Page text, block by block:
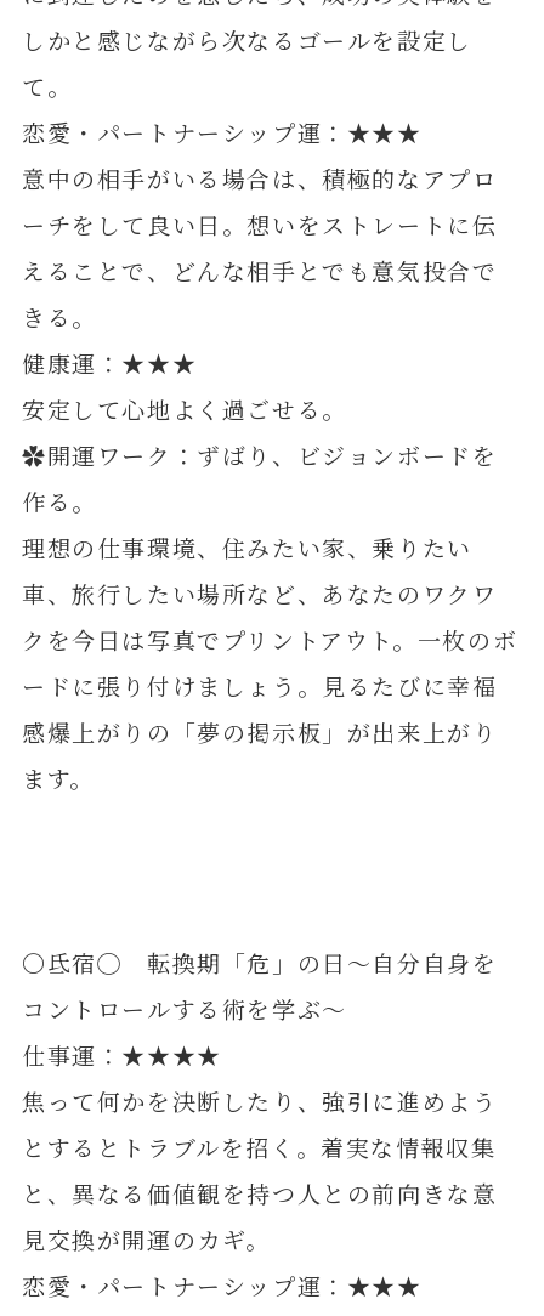
しかと感じながら次なるゴールを設定し
て。
恋愛・パートナーシップ運：★★★
意中の相手がいる場合は、積極的なアプロ
ーチをして良い日。想いをストレートに伝
えることで、どんな相手とでも意気投合で
きる。
健康運：★★★
安定して心地よく過ごせる。
✿開運ワーク：ずばり、ビジョンボードを
作る。
理想の仕事環境、住みたい家、乗りたい
車、旅行したい場所など、あなたのワクワ
クを今日は写真でプリントアウト。一枚のボ
ードに張り付けましょう。見るたびに幸福
感爆上がりの「夢の掲示板」が出来上がり
ます。
〇氐宿◯ 転換期「危」の日～自分自身を
コントロールする術を学ぶ～
仕事運：★★★★
焦って何かを決断したり、強引に進めよう
とするとトラブルを招く。着実な情報収集
と、異なる価値観を持つ人との前向きな意
見交換が開運のカギ。
恋愛・パートナーシップ運：★★★